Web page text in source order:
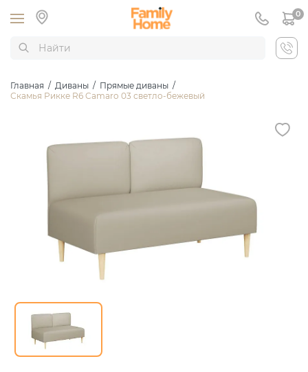
0
Главная / Диваны / Прямые диваны /
Скамья Рикке R6 Camaro 03 светло-бежевый